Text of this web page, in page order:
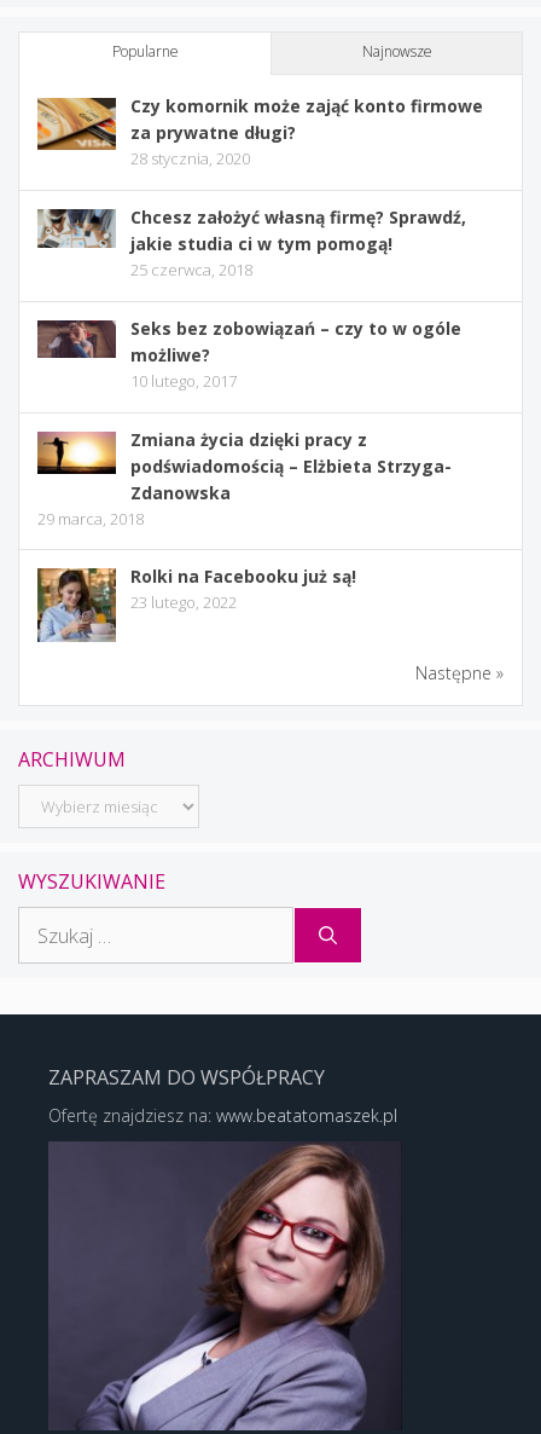
Popularne Najnowsze
Czy komornik może zająć konto firmowe
za prywatne długi?
28 stycznia, 2020
Chcesz założyć własną firmę? Sprawdź,
jakie studia ci w tym pomogą!
25 czerwca, 2018
Seks bez zobowiązań – czy to w ogóle
możliwe?
10 lutego, 2017
Zmiana życia dzięki pracy z
podświadomością – Elżbieta Strzyga-
Zdanowska
29 marca, 2018
Rolki na Facebooku już są!
23 lutego, 2022
Następne »
ARCHIWUM
Archiwum
WYSZUKIWANIE
ZAPRASZAM DO WSPÓŁPRACY
Ofertę znajdziesz na: www.beatatomaszek.pl